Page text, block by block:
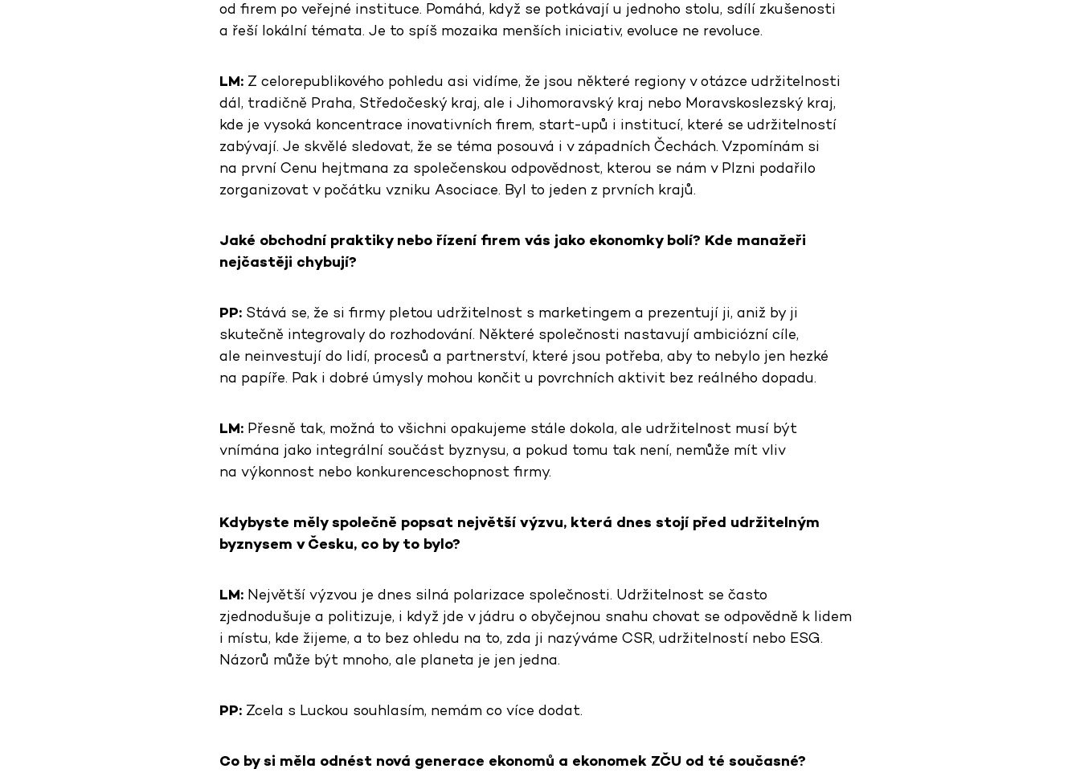
od firem po veřejné instituce. Pomáhá, když se potkávají u jednoho stolu, sdílí zkušenosti
a řeší lokální témata. Je to spíš mozaika menších iniciativ, evoluce ne revoluce.
LM:Z celorepublikového pohledu asi vidíme, že jsou některé regiony v otázce udržitelnosti
dál, tradičně Praha, Středočeský kraj, ale i Jihomoravský kraj nebo Moravskoslezský kraj,
kde je vysoká koncentrace inovativních firem, start-upů i institucí, které se udržitelností
zabývají. Je skvělé sledovat, že se téma posouvá i v západních Čechách. Vzpomínám si
na první Cenu hejtmana za společenskou odpovědnost, kterou se nám v Plzni podařilo
zorganizovat v počátku vzniku Asociace. Byl to jeden z prvních krajů.
Jaké obchodní praktiky nebo řízení firem vás jako ekonomky bolí? Kde manažeři
nejčastěji chybují?
PP:Stává se, že si firmy pletou udržitelnost s marketingem a prezentují ji, aniž by ji
skutečně integrovaly do rozhodování. Některé společnosti nastavují ambiciózní cíle,
ale neinvestují do lidí, procesů a partnerství, které jsou potřeba, aby to nebylo jen hezké
na papíře. Pak i dobré úmysly mohou končit u povrchních aktivit bez reálného dopadu.
LM:Přesně tak, možná to všichni opakujeme stále dokola, ale udržitelnost musí být
vnímána jako integrální součást byznysu, a pokud tomu tak není, nemůže mít vliv
na výkonnost nebo konkurenceschopnost firmy.
Kdybyste měly společně popsat největší výzvu, která dnes stojí před udržitelným
byznysem v Česku, co by to bylo?
LM:Největší výzvou je dnes silná polarizace společnosti. Udržitelnost se často
zjednodušuje a politizuje, i když jde v jádru o obyčejnou snahu chovat se odpovědně k lidem
i místu, kde žijeme, a to bez ohledu na to, zda ji nazýváme CSR, udržitelností nebo ESG.
Názorů může být mnoho, ale planeta je jen jedna.
PP:Zcela s Luckou souhlasím, nemám co více dodat.
Co by si měla odnést nová generace ekonomů a ekonomek ZČU od té současné?